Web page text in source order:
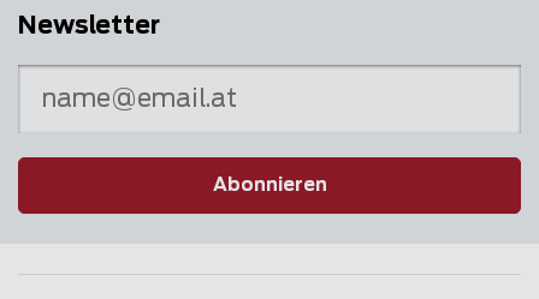
Newsletter
Abonnieren